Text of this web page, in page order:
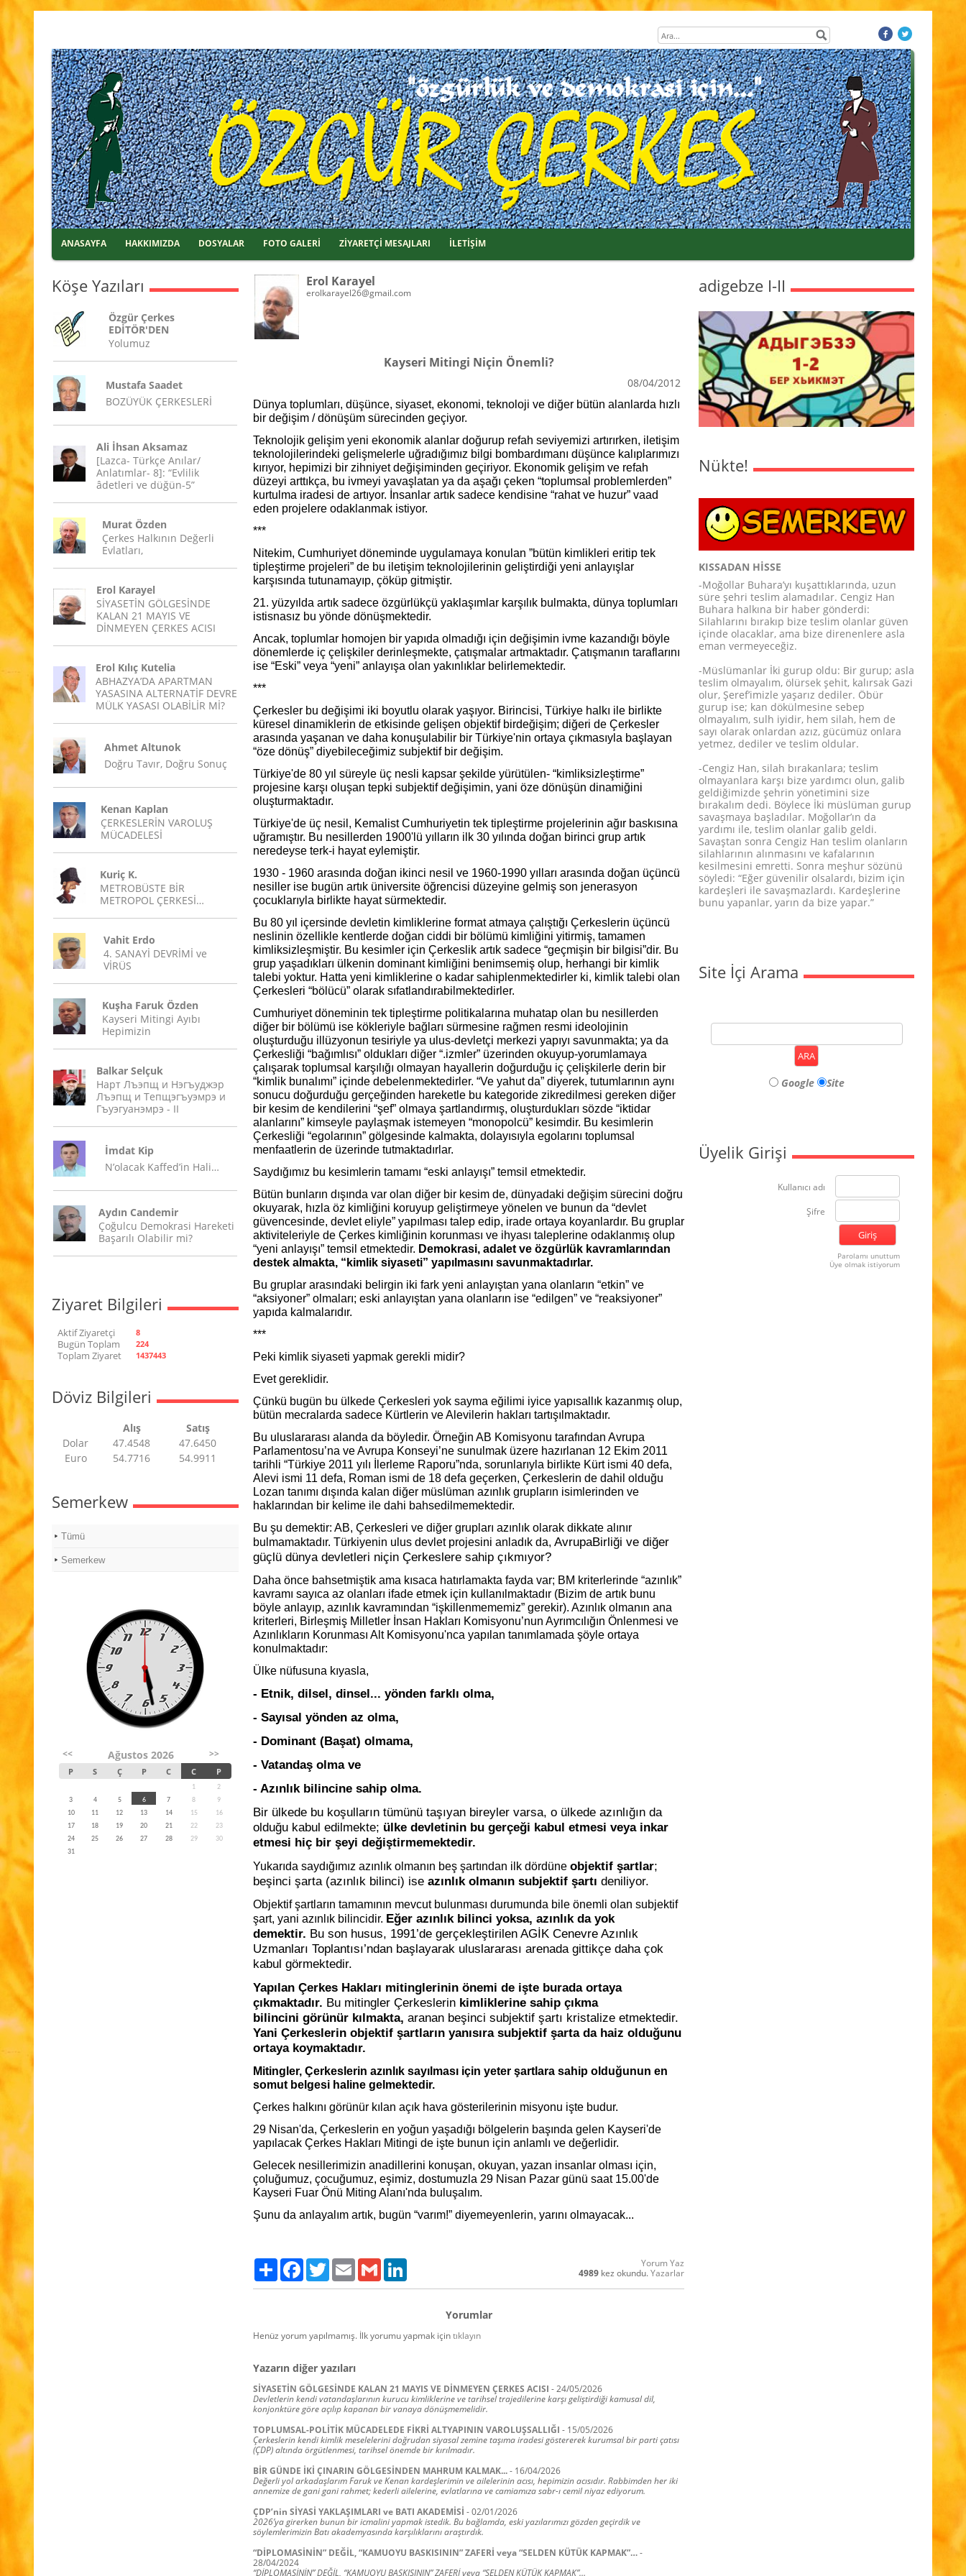
ANASAYFA HAKKIMIZDA DOSYALAR FOTO GALERİ ZİYARETÇİ MESAJLARI İLETİŞİM
Köşe Yazıları
Özgür Çerkes
EDİTÖR'DEN
Yolumuz
Mustafa Saadet
BOZÜYÜK ÇERKESLERİ
Ali İhsan Aksamaz
[Lazca- Türkçe Anılar/
Anlatımlar- 8]: “Evlilik
âdetleri ve düğün-5”
Murat Özden
Çerkes Halkının Değerli
Evlatları,
Erol Karayel
SİYASETİN GÖLGESİNDE
KALAN 21 MAYIS VE
DİNMEYEN ÇERKES ACISI
Erol Kılıç Kutelia
ABHAZYA’DA APARTMAN
YASASINA ALTERNATİF DEVRE
MÜLK YASASI OLABİLİR Mİ?
Ahmet Altunok
Doğru Tavır, Doğru Sonuç
Kenan Kaplan
ÇERKESLERİN VAROLUŞ
MÜCADELESİ
Kuriç K.
METROBÜSTE BİR
METROPOL ÇERKESİ…
Vahit Erdo
4. SANAYİ DEVRİMİ ve
VİRÜS
Kuşha Faruk Özden
Kayseri Mitingi Ayıbı
Hepimizin
Balkar Selçuk
Нарт Лъэпщ и Нэгъуджэр
Лъэпщ и Тепщэгъуэмрэ и
Гъуэгуанэмрэ - II
İmdat Kip
N’olacak Kaffed’in Hali…
Aydın Candemir
Çoğulcu Demokrasi Hareketi
Başarılı Olabilir mi?
Ziyaret Bilgileri
Aktif Ziyaretçi 8
Bugün Toplam 224
Toplam Ziyaret 1437443
Döviz Bilgileri
Alış
Satış
Dolar
47.4548
47.6450
Euro
54.7716 54.9911
Semerkew
Tümü
Semerkew
<< Ağustos 2026 >>
P S Ç P C C P
1
2
3
4 5 6 7 8
9
10
11 12 13 14 15
16
17
18 19 20 21 22
23
24
25 26 27 28 29
30
31
Erol Karayel
erolkarayel26@gmail.com
Kayseri Mitingi Niçin Önemli?
08/04/2012
Dünya toplumları, düşünce, siyaset, ekonomi, teknoloji ve diğer bütün alanlarda hızlı
bir değişim / dönüşüm sürecinden geçiyor.
Teknolojik gelişim yeni ekonomik alanlar doğurup refah seviyemizi artırırken, iletişim
teknolojilerindeki gelişmelerle uğradığımız bilgi bombardımanı düşünce kalıplarımızı
kırıyor, hepimizi bir zihniyet değişiminden geçiriyor. Ekonomik gelişim ve refah
düzeyi arttıkça, bu ivmeyi yavaşlatan ya da aşağı çeken “toplumsal problemlerden”
kurtulma iradesi de artıyor. İnsanlar artık sadece kendisine “rahat ve huzur” vaad
eden projelere odaklanmak istiyor.
***
Nitekim, Cumhuriyet döneminde uygulamaya konulan ”bütün kimlikleri eritip tek
tipleştirme projeleri” de bu iletişim teknolojilerinin geliştirdiği yeni anlayışlar
karşısında tutunamayıp, çöküp gitmiştir.
21. yüzyılda artık sadece özgürlükçü yaklaşımlar karşılık bulmakta, dünya toplumları
istisnasız bu yönde dönüşmektedir.
Ancak, toplumlar homojen bir yapıda olmadığı için değişimin ivme kazandığı böyle
dönemlerde iç çelişkiler derinleşmekte, çatışmalar artmaktadır. Çatışmanın taraflarını
ise “Eski” veya “yeni” anlayışa olan yakınlıklar belirlemektedir.
***
Çerkesler bu değişimi iki boyutlu olarak yaşıyor. Birincisi, Türkiye halkı ile birlikte
küresel dinamiklerin de etkisinde gelişen objektif birdeğişim; diğeri de Çerkesler
arasında yaşanan ve daha konuşulabilir bir Türkiye'nin ortaya çıkmasıyla başlayan
“öze dönüş” diyebileceğimiz subjektif bir değişim.
Türkiye'de 80 yıl süreyle üç nesli kapsar şekilde yürütülen- “kimliksizleştirme”
projesine karşı oluşan tepki subjektif değişimin, yani öze dönüşün dinamiğini
oluşturmaktadır.
Türkiye'de üç nesil, Kemalist Cumhuriyetin tek tipleştirme projelerinin ağır baskısına
uğramıştır. Bu nesillerden 1900'lü yılların ilk 30 yılında doğan birinci grup artık
neredeyse terk-i hayat eylemiştir.
1930 - 1960 arasında doğan ikinci nesil ve 1960-1990 yılları arasında doğan üçüncü
nesiller ise bugün artık üniversite öğrencisi düzeyine gelmiş son jenerasyon
çocuklarıyla birlikte hayat sürmektedir.
Bu 80 yıl içersinde devletin kimliklerine format atmaya çalıştığı Çerkeslerin üçüncü
neslinin özellikle kentlerde doğan ciddi bir bölümü kimliğini yitirmiş, tamamen
kimliksizleşmiştir. Bu kesimler için Çerkeslik artık sadece “geçmişin bir bilgisi”dir. Bu
grup yaşadıkları ülkenin dominant kimliğini benimsemiş olup, herhangi bir kimlik
talebi yoktur. Hatta yeni kimliklerine o kadar sahiplenmektedirler ki, kimlik talebi olan
Çerkesleri “bölücü” olarak sıfatlandırabilmektedirler.
Cumhuriyet döneminin tek tipleştirme politikalarına muhatap olan bu nesillerden
diğer bir bölümü ise kökleriyle bağları sürmesine rağmen resmi ideolojinin
oluşturduğu illüzyonun tesiriyle ya ulus-devletçi merkezi yapıyı savunmakta; ya da
Çerkesliği “bağımlısı” oldukları diğer “.izmler” üzerinden okuyup-yorumlamaya
çalışarak toplumsal karşılığı olmayan hayallerin doğurduğu iç çelişkilerle derin bir
“kimlik bunalımı” içinde debelenmektedirler. “Ve yahut da” diyerek, tutumlarının aynı
sonucu doğurduğu gerçeğinden hareketle bu kategoride zikredilmesi gereken diğer
bir kesim de kendilerini “şef” olmaya şartlandırmış, oluşturdukları sözde “iktidar
alanlarını” kimseyle paylaşmak istemeyen “monopolcü” kesimdir. Bu kesimlerin
Çerkesliği “egolarının” gölgesinde kalmakta, dolayısıyla egolarını toplumsal
menfaatlerin de üzerinde tutmaktadırlar.
Saydığımız bu kesimlerin tamamı “eski anlayışı” temsil etmektedir.
Bütün bunların dışında var olan diğer bir kesim de, dünyadaki değişim sürecini doğru
okuyarak, hızla öz kimliğini koruyup geliştirmeye yönelen ve bunun da “devlet
güvencesinde, devlet eliyle” yapılması talep edip, irade ortaya koyanlardır. Bu gruplar
aktiviteleriyle de Çerkes kimliğinin korunması ve ihyası taleplerine odaklanmış olup
“yeni anlayışı” temsil etmektedir. Demokrasi, adalet ve özgürlük kavramlarından
destek almakta, “kimlik siyaseti” yapılmasını savunmaktadırlar.
Bu gruplar arasındaki belirgin iki fark yeni anlayıştan yana olanların “etkin” ve
“aksiyoner” olmaları; eski anlayıştan yana olanların ise “edilgen” ve “reaksiyoner”
yapıda kalmalarıdır.
***
Peki kimlik siyaseti yapmak gerekli midir?
Evet gereklidir.
Çünkü bugün bu ülkede Çerkesleri yok sayma eğilimi iyice yapısallık kazanmış olup,
bütün mecralarda sadece Kürtlerin ve Alevilerin hakları tartışılmaktadır.
Bu uluslararası alanda da böyledir. Örneğin AB Komisyonu tarafından Avrupa
Parlamentosu’na ve Avrupa Konseyi’ne sunulmak üzere hazırlanan 12 Ekim 2011
tarihli “Türkiye 2011 yılı İlerleme Raporu”nda, sorunlarıyla birlikte Kürt ismi 40 defa,
Alevi ismi 11 defa, Roman ismi de 18 defa geçerken, Çerkeslerin de dahil olduğu
Lozan tanımı dışında kalan diğer müslüman azınlık grupların isimlerinden ve
haklarından bir kelime ile dahi bahsedilmemektedir.
Bu şu demektir: AB, Çerkesleri ve diğer grupları azınlık olarak dikkate alınır
bulmamaktadır. Türkiyenin ulus devlet projesini anladık da, AvrupaBirliği ve diğer
güçlü dünya devletleri niçin Çerkeslere sahip çıkmıyor?
Daha önce bahsetmiştik ama kısaca hatırlamakta fayda var; BM kriterlerinde “azınlık”
kavramı sayıca az olanları ifade etmek için kullanılmaktadır (Bizim de artık bunu
böyle anlayıp, azınlık kavramından “işkillenmememiz” gerekir). Azınlık olmanın ana
kriterleri, Birleşmiş Milletler İnsan Hakları Komisyonu’nun Ayrımcılığın Önlenmesi ve
Azınlıkların Korunması Alt Komisyonu'nca yapılan tanımlamada şöyle ortaya
konulmaktadır:
Ülke nüfusuna kıyasla,
- Etnik, dilsel, dinsel... yönden farklı olma,
- Sayısal yönden az olma,
- Dominant (Başat) olmama,
- Vatandaş olma ve
- Azınlık bilincine sahip olma.
Bir ülkede bu koşulların tümünü taşıyan bireyler varsa, o ülkede azınlığın da
olduğu kabul edilmekte; ülke devletinin bu gerçeği kabul etmesi veya inkar
etmesi hiç bir şeyi değiştirmemektedir.
Yukarıda saydığımız azınlık olmanın beş şartından ilk dördüne objektif şartlar;
beşinci şarta (azınlık bilinci) ise azınlık olmanın subjektif şartı deniliyor.
Objektif şartların tamamının mevcut bulunması durumunda bile önemli olan subjektif
şart, yani azınlık bilincidir. Eğer azınlık bilinci yoksa, azınlık da yok
demektir. Bu son husus, 1991’de gerçekleştirilen AGİK Cenevre Azınlık
Uzmanları Toplantısı’ndan başlayarak uluslararası arenada gittikçe daha çok
kabul görmektedir.
Yapılan Çerkes Hakları mitinglerinin önemi de işte burada ortaya
çıkmaktadır. Bu mitingler Çerkeslerin kimliklerine sahip çıkma
bilincini görünür kılmakta, aranan beşinci subjektif şartı kristalize etmektedir.
Yani Çerkeslerin objektif şartların yanısıra subjektif şarta da haiz olduğunu
ortaya koymaktadır.
Mitingler, Çerkeslerin azınlık sayılması için yeter şartlara sahip olduğunun en
somut belgesi haline gelmektedir.
Çerkes halkını görünür kılan açık hava gösterilerinin misyonu işte budur.
29 Nisan'da, Çerkeslerin en yoğun yaşadığı bölgelerin başında gelen Kayseri'de
yapılacak Çerkes Hakları Mitingi de işte bunun için anlamlı ve değerlidir.
Gelecek nesillerimizin anadillerini konuşan, okuyan, yazan insanlar olması için,
çoluğumuz, çocuğumuz, eşimiz, dostumuzla 29 Nisan Pazar günü saat 15.00'de
Kayseri Fuar Önü Miting Alanı'nda buluşalım.
Şunu da anlayalım artık, bugün “varım!” diyemeyenlerin, yarını olmayacak...
Paylaş FacebookTwitter Email Gmail
Yorum Yaz
4989 kez okundu.Yazarlar
Yorumlar
Henüz yorum yapılmamış. İlk yorumu yapmak içintıklayın
Yazarın diğer yazıları
SİYASETİN GÖLGESİNDE KALAN 21 MAYIS VE DİNMEYEN ÇERKES ACISI -24/05/2026
Devletlerin kendi vatandaşlarının kurucu kimliklerine ve tarihsel trajedilerine karşı geliştirdiği kamusal dil,
konjonktüre göre açılıp kapanan bir vanaya dönüşmemelidir.
TOPLUMSAL-POLİTİK MÜCADELEDE FİKRİ ALTYAPININ VAROLUŞSALLIĞI - 15/05/2026
Çerkeslerin kendi kimlik meselelerini doğrudan siyasal zemine taşıma iradesi göstererek kurumsal bir parti çatısı
(ÇDP) altında örgütlenmesi, tarihsel önemde bir kırılmadır.
BİR GÜNDE İKİ ÇINARIN GÖLGESİNDEN MAHRUM KALMAK...- 16/04/2026
Değerli yol arkadaşlarım Faruk ve Kenan kardeşlerimin ve ailelerinin acısı, hepimizin acısıdır. Rabbimden her iki
annemize de gani gani rahmet; kederli ailelerine, evlatlarına ve camiamıza sabr-ı cemil niyaz ediyorum.
ÇDP’nin SİYASİ YAKLAŞIMLARI ve BATI AKADEMİSİ -02/01/2026
2026’ya girerken bunun bir icmalini yapmak istedik. Bu bağlamda, eski yazılarımızı gözden geçirdik ve
söylemlerimizin Batı akademyasında karşılıklarını araştırdık.
“DİPLOMASİNİN” DEĞİL, “KAMUOYU BASKISININ” ZAFERİ veya “SELDEN KÜTÜK KAPMAK”…-
28/04/2024
“DİPLOMASİNİN” DEĞİL, “KAMUOYU BASKISININ” ZAFERİ veya “SELDEN KÜTÜK KAPMAK”…
adigebze I-II
Nükte!
KISSADAN HİSSE
-Moğollar Buhara’yı kuşattıklarında, uzun
süre şehri teslim alamadılar. Cengiz Han
Buhara halkına bir haber gönderdi:
Silahlarını bırakıp bize teslim olanlar güven
içinde olacaklar, ama bize direnenlere asla
eman vermeyeceğiz.
-Müslümanlar İki gurup oldu: Bir gurup; asla
teslim olmayalım, ölürsek şehit, kalırsak Gazi
olur, Şeref’imizle yaşarız dediler. Öbür
gurup ise; kan dökülmesine sebep
olmayalım, sulh iyidir, hem silah, hem de
sayı olarak onlardan azız, gücümüz onlara
yetmez, dediler ve teslim oldular.
-Cengiz Han, silah bırakanlara; teslim
olmayanlara karşı bize yardımcı olun, galib
geldiğimizde şehrin yönetimini size
bırakalım dedi. Böylece İki müslüman gurup
savaşmaya başladılar. Moğollar’ın da
yardımı ile, teslim olanlar galib geldi.
Savaştan sonra Cengiz Han teslim olanların
silahlarının alınmasını ve kafalarının
kesilmesini emretti. Sonra meşhur sözünü
söyledi: “Eğer güvenilir olsalardı, bizim için
kardeşleri ile savaşmazlardı. Kardeşlerine
bunu yapanlar, yarın da bize yapar.”
Site İçi Arama
Google Site
Üyelik Girişi
Kullanıcı adı
Şifre
Parolamı unuttum
Üye olmak istiyorum